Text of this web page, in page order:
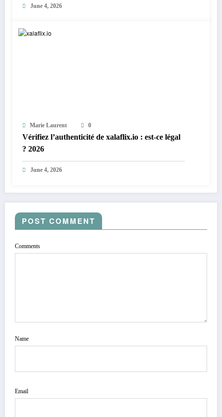
June 4, 2026
Marie Laurent 0
Vérifiez l’authenticité de xalaflix.io : est-ce légal
? 2026
June 4, 2026
POST COMMENT
Comments
Name
Email